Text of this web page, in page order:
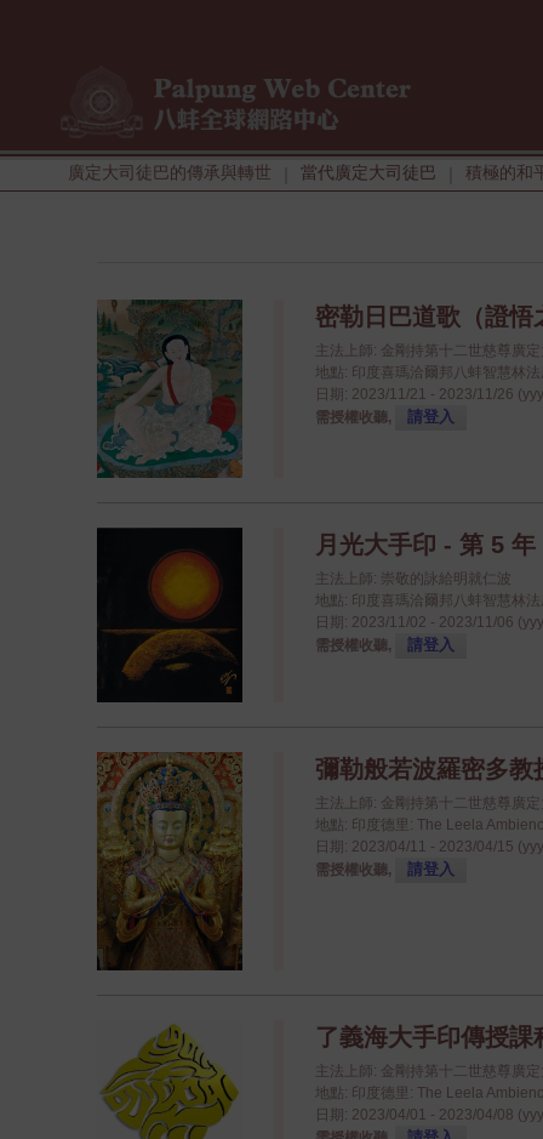
廣定大司徒巴的傳承與轉世 當代廣定大司徒巴 積極的和
密勒日巴道歌（證悟
主法上師: 金剛持第十二世慈尊廣
地點: 印度喜瑪洽爾邦八蚌智慧林
日期: 2023/11/21 - 2023/11/26
需授權收聽,
請登入
月光大手印 - 第 5
主法上師: 崇敬的詠給明就仁波
地點: 印度喜瑪洽爾邦八蚌智慧林
日期: 2023/11/02 - 2023/11/06
需授權收聽,
請登入
彌勒般若波羅密多
主法上師: 金剛持第十二世慈尊廣
地點: 印度德里: The Leela
日期: 2023/04/11 - 2023/04/15
需授權收聽,
請登入
了義海大手印傳授
主法上師: 金剛持第十二世慈尊廣
地點: 印度德里: The Leela
日期: 2023/04/01 - 2023/04/08